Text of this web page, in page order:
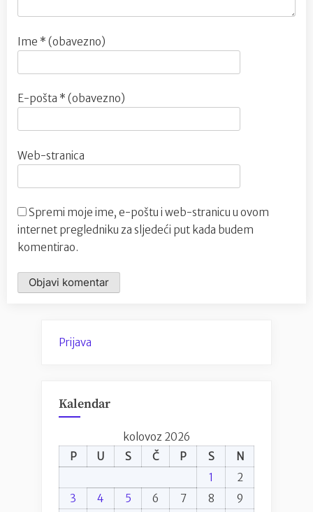
Ime * (obavezno)
E-pošta * (obavezno)
Web-stranica
Spremi moje ime, e-poštu i web-stranicu u ovom
internet pregledniku za sljedeći put kada budem
komentirao.
Prijava
Kalendar
kolovoz 2026
P
U S Č P S
N
1
2
3
4 5 6 7 8
9